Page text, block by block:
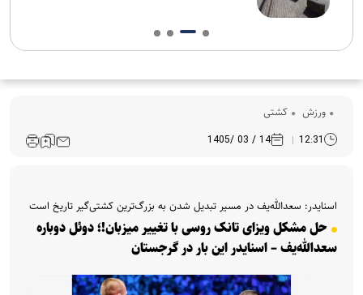
ورزش کشتی
12:31
14 / 03 /1405
اسنایدر: سعدالله‌یف در مسیر تبدیل شدن به بزرگ‌ترین کشتی‌گیر تاریخ است
حل مشکل ویزای تانک روسی با تغییر میزبان!؛ دوئل دوباره
سعدالله‌یف – اسنایدر این بار در گرجستان